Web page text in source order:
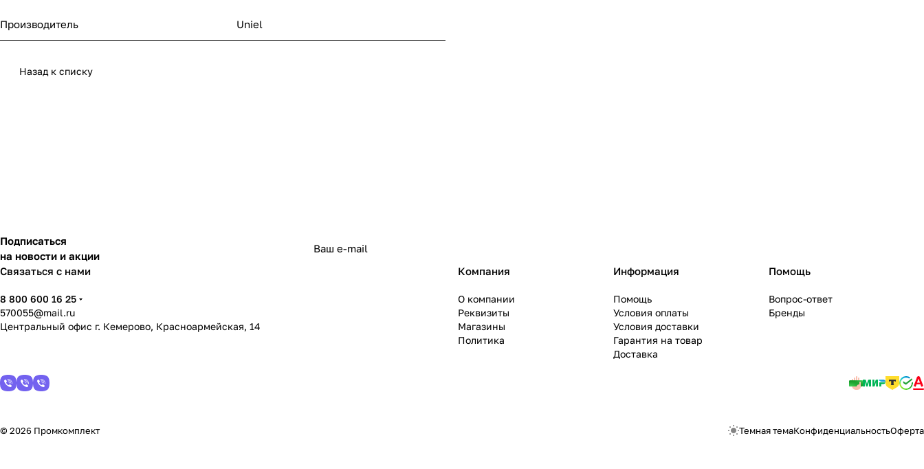
Производитель Uniel
Назад к списку
Подписаться
на новости и акции
Связаться с нами
8 800 600 16 25
570055@mail.ru
Центральный офис г. Кемерово, Красноармейская, 14
Компания
О компании
Реквизиты
Магазины
Политика
Информация
Помощь
Условия оплаты
Условия доставки
Гарантия на товар
Доставка
Помощь
Вопрос-ответ
Бренды
© 2026 Промкомплект Темная темаКонфиденциальностьОферта